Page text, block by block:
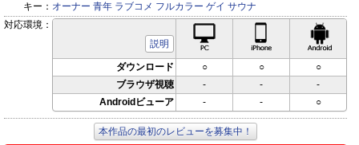
キー： オーナー 青年 ラブコメ フルカラー ゲイ サウナ
対応環境：
説明
iPhone対応
ダウンロード ○ ○
○
ブラウザ視聴
- -
-
Androidビューア
- - ○
本作品の最初のレビューを募集中！